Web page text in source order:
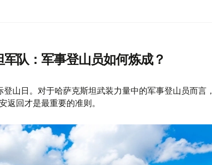
队：军事登山员如何炼成？
山日。对于哈萨克斯坦武装力量中的军事登山员而言，
返回才是最重要的准则。